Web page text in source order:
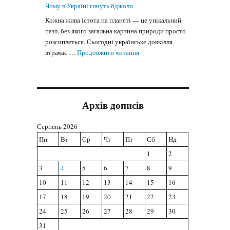
Чому в Україні гинуть бджоли
Кожна жива істота на планеті — це унікальний
пазл, без якого загальна картина природи просто
розсиплеться. Сьогодні українське довкілля
втрачає …Продовжити читання"Чому в Україні гинуть
Архів дописів
Серпень 2026
Пн
Вт Ср Чт Пт Сб
Нд
1
2
3
4 5 6 7 8
9
10
11 12 13 14 15
16
17
18 19 20 21 22
23
24
25 26 27 28 29
30
31